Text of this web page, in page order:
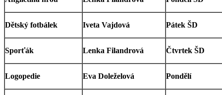
Dětský fotbálek Iveta Vajdová Pátek ŠD
Sporťák Lenka Filandrová Čtvrtek ŠD
Logopedie Eva Doleželová Pondělí